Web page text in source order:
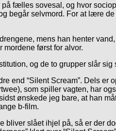
fælles sovesal, og hvor
begår selvmord. For at lære
mens han henter
mordene først for alvor.
og de to grupper slår
end “Silent Scream”. Dels
som spiller vagten, har
ønskede jeg bare, at han
b-film.
bliver slået ihjel på, så er der